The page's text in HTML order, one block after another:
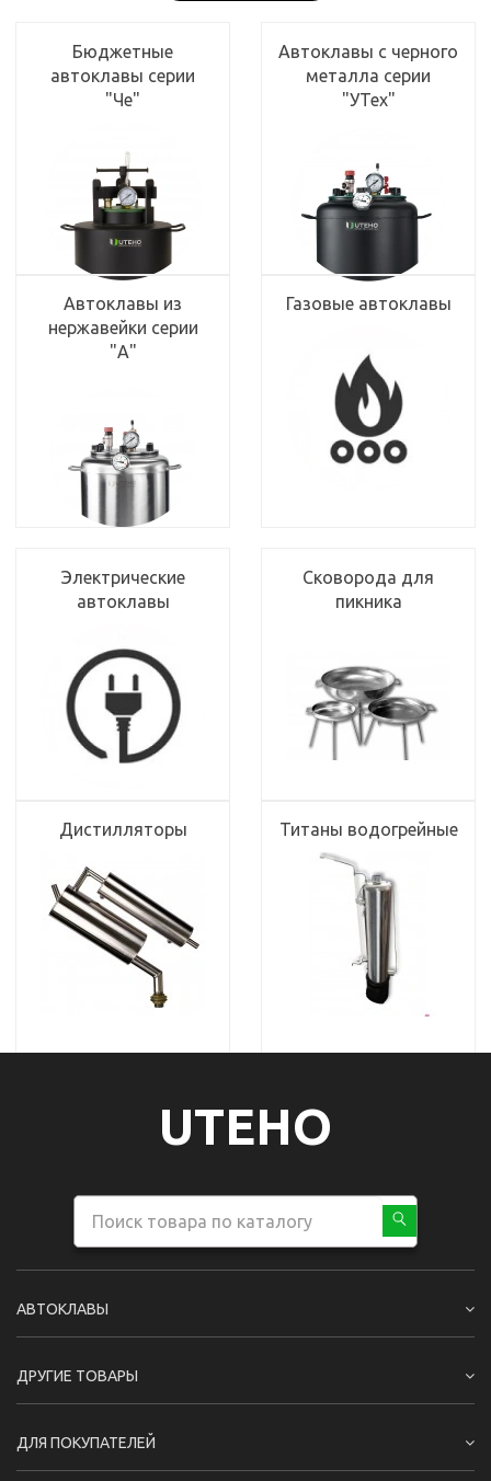
Бюджетные
автоклавы серии
"Че"
Автоклавы с черного
металла серии
"УТех"
Автоклавы из
нержавейки серии
"А"
Газовые автоклавы
Электрические
автоклавы
Сковорода для
пикника
Дистилляторы Титаны водогрейные
UTEHO
АВТОКЛАВЫ
ДРУГИЕ ТОВАРЫ
ДЛЯ ПОКУПАТЕЛЕЙ